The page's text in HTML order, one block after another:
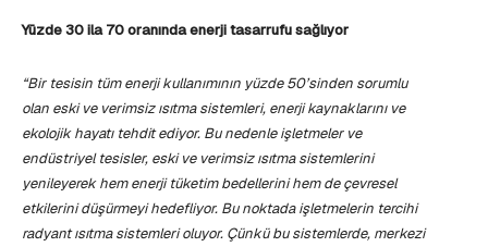
Yüzde 30 ila 70 oranında enerji tasarrufusağlıyor
“Bir tesisin tüm enerji kullanımının yüzde 50’sinden sorumlu
olan eski ve verimsiz ısıtma sistemleri, enerji kaynaklarını ve
ekolojik hayatı tehdit ediyor. Bu nedenle işletmeler ve
endüstriyel tesisler, eski ve verimsiz ısıtma sistemlerini
yenileyerek hem enerji tüketim bedellerini hem de çevresel
etkilerini düşürmeyi hedefliyor. Bu noktada işletmelerin tercihi
radyant ısıtma sistemleri oluyor. Çünkübu sistemlerde, merkezi